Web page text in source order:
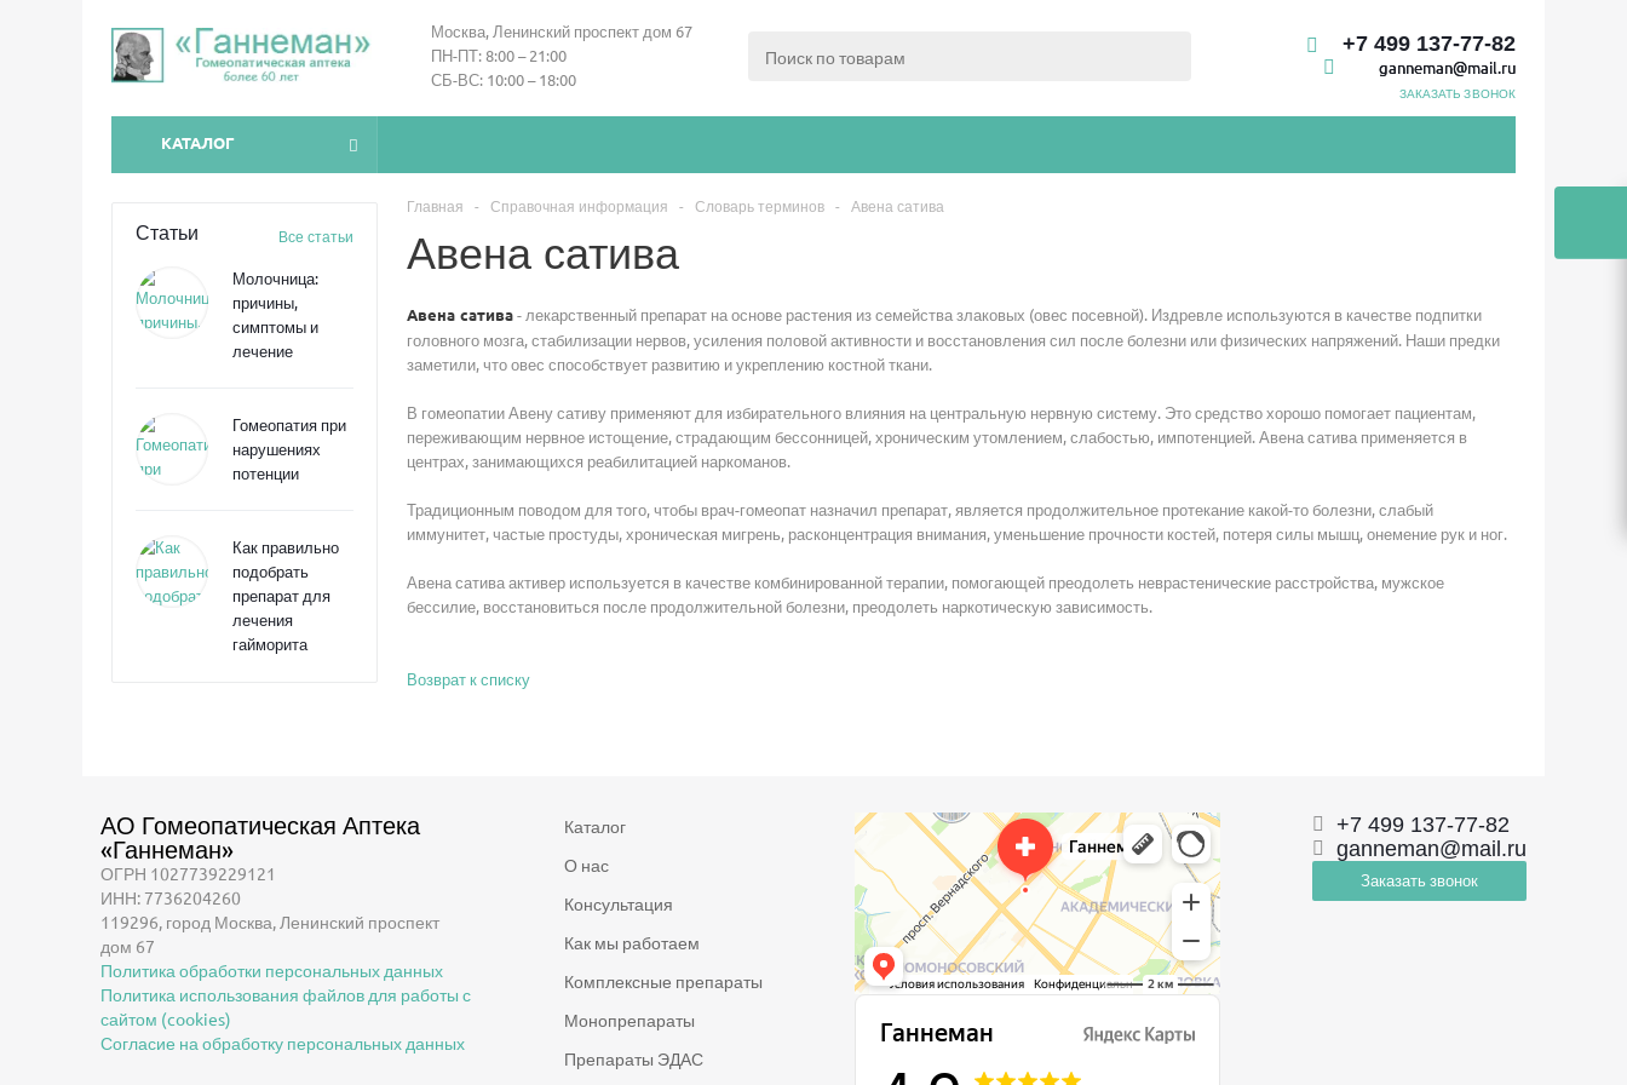
Москва, Ленинский проспект дом 67
ПН-ПТ: 8:00 – 21:00
СБ-ВС: 10:00 – 18:00
+7 499 137-77-82
ganneman@mail.ru
ЗАКАЗАТЬ ЗВОНОК
КАТАЛОГ
Статьи Все статьи
Молочница:
причины,
симптомы и
лечение
Гомеопатия при
нарушениях
потенции
Как правильно
подобрать
препарат для
лечения
гайморита
Главная - Справочная информация - Словарь терминов - Авена сатива
Авена сатива
Авена сатива - лекарственный препарат на основе растения из семейства злаковых (овес посевной). Издревле используются в качестве подпитки
головного мозга, стабилизации нервов, усиления половой активности и восстановления сил после болезни или физических напряжений. Наши предки
заметили, что овес способствует развитию и укреплению костной ткани.
В гомеопатии Авену сативу применяют для избирательного влияния на центральную нервную систему. Это средство хорошо помогает пациентам,
переживающим нервное истощение, страдающим бессонницей, хроническим утомлением, слабостью, импотенцией. Авена сатива применяется в
центрах, занимающихся реабилитацией наркоманов.
Традиционным поводом для того, чтобы врач-гомеопат назначил препарат, является продолжительное протекание какой-то болезни, слабый
иммунитет, частые простуды, хроническая мигрень, расконцентрация внимания, уменьшение прочности костей, потеря силы мышц, онемение рук и ног.
Авена сатива активер используется в качестве комбинированной терапии, помогающей преодолеть неврастенические расстройства, мужское
бессилие, восстановиться после продолжительной болезни, преодолеть наркотическую зависимость.
Возврат к списку
АО Гомеопатическая Аптека
«Ганнеман»
ОГРН 1027739229121
ИНН: 7736204260
119296, город Москва, Ленинский проспект
дом 67
Политика обработки персональных данных
Политика использования файлов для работы с
сайтом (cookies)
Согласие на обработку персональных данных
Каталог
О нас
Консультация
Как мы работаем
Комплексные препараты
Монопрепараты
Препараты ЭДАС
+7 499 137-77-82
ganneman@mail.ru
Заказать звонок